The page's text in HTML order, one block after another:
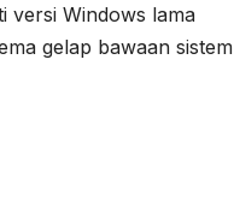
versi Windows lama
gelap bawaan sistem